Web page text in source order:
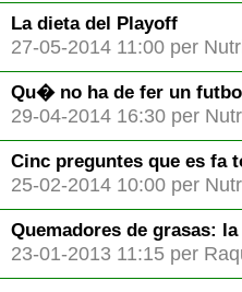
La dieta del Playoff
27-05-2014 11:00 per
Qu� no ha de fer un
29-04-2014 16:30 per
Cinc preguntes que es fa
25-02-2014 10:00 per
Quemadores de grasas:
23-01-2013 11:15 per